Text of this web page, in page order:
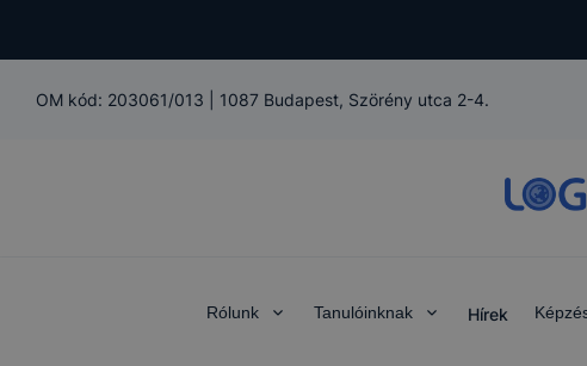
OM kód: 203061/013 1087 Budapest, Szörény utca 2-4.
Rólunk Tanulóinknak Hírek